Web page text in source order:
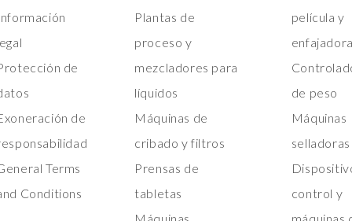
de
de
Terms
Conditions
Plantas de
proceso y
mezcladores para
líquidos
Máquinas de
cribado y filtros
Prensas de
tabletas
película y
de peso
Máquinas
selladoras
control y